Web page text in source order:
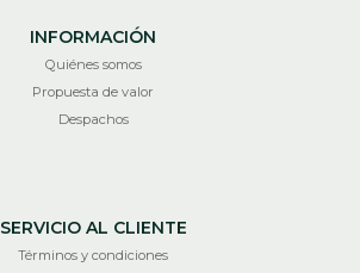
INFORMACIÓN
Quiénes somos
Propuesta de valor
Despachos
SERVICIO AL CLIENTE
Términos y condiciones